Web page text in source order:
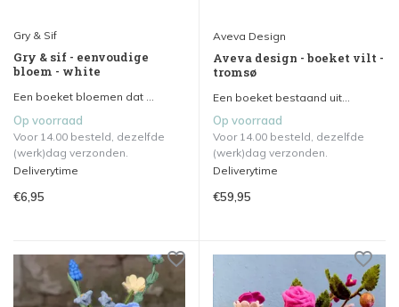
Gry & Sif
Gry & sif - eenvoudige
bloem - white
Een boeket bloemen dat ...
Op voorraad
Voor 14.00 besteld, dezelfde
(werk)dag verzonden.
Deliverytime
€6,95
Aveva Design
Aveva design - boeket vilt -
tromsø
Een boeket bestaand uit...
Op voorraad
Voor 14.00 besteld, dezelfde
(werk)dag verzonden.
Deliverytime
€59,95